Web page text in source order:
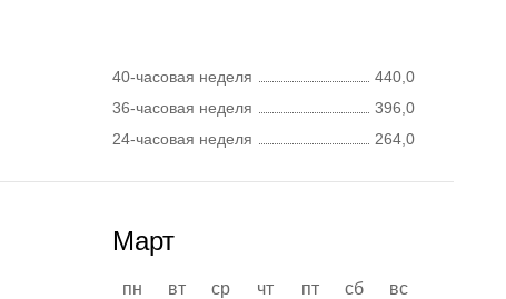
40-часовая неделя
440,0
36-часовая неделя
396,0
24-часовая неделя
264,0
Март
пн вт ср чт пт сб
вс